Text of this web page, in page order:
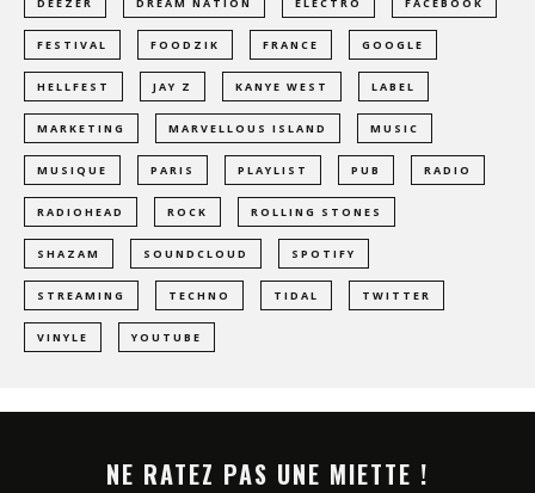
FESTIVAL FOODZIK FRANCE GOOGLE
HELLFEST JAY Z KANYE WEST LABEL
MARKETING MARVELLOUS ISLAND MUSIC
MUSIQUE PARIS PLAYLIST PUB RADIO
RADIOHEAD ROCK ROLLING STONES
SHAZAM SOUNDCLOUD SPOTIFY
STREAMING TECHNO TIDAL TWITTER
VINYLE YOUTUBE
NE RATEZ PAS UNE MIETTE !